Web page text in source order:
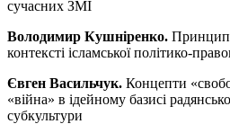
сучасних ЗМІ
Володимир Кушніренко.
контексті ісламської політико-
Євген Васильчук. Концепти
«війна» в ідейному базисі
субкультури